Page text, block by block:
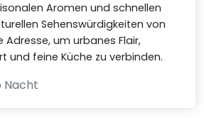
Aromen und schnellen
Sehenswürdigkeiten von
Adresse, um urbanes Flair,
und feine Küche zu verbinden.
Nacht